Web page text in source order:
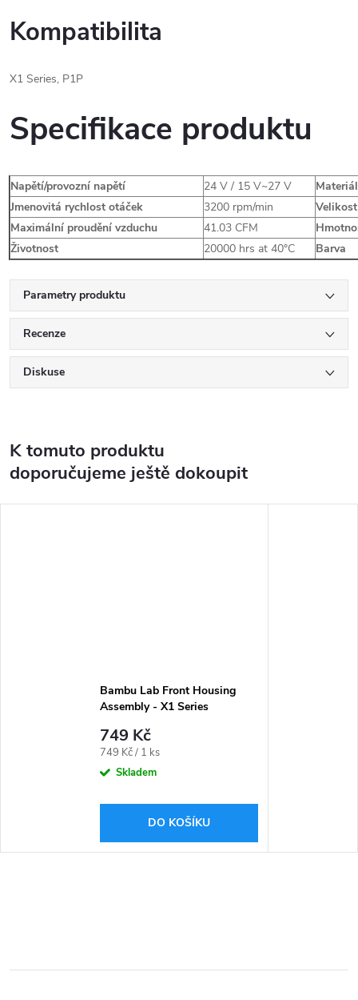
Kompatibilita
X1 Series, P1P
Specifikace produktu
Napětí/provozní napětí 24 V / 15 V~27 V
Jmenovitá rychlost otáček
3200 rpm/min
Maximální proudění vzduchu
41.03 CFM
Životnost
20000 hrs at 40°C Barva
Parametry produktu
Recenze
Diskuse
K tomuto produktu
doporučujeme ještě dokoupit
Bambu Lab Front Housing
Assembly - X1 Series
749 Kč
Měrná
cena:
749 Kč / 1 ks
Skladem
DO KOŠÍKU